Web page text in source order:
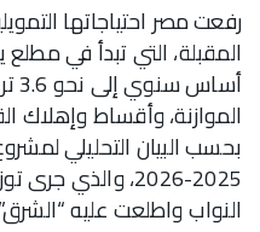
رفعت مصر احتياجاتها
المقبلة، التي تبدأ في مطلع
الموازنة، وأقساط وإهلاك
بحسب البيان التحليلي
2025-2026،
النواب واطلعت عليه